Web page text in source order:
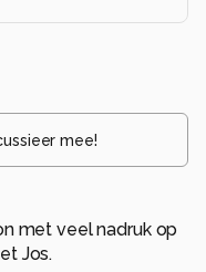
mee!
met veel nadruk op
Jos.